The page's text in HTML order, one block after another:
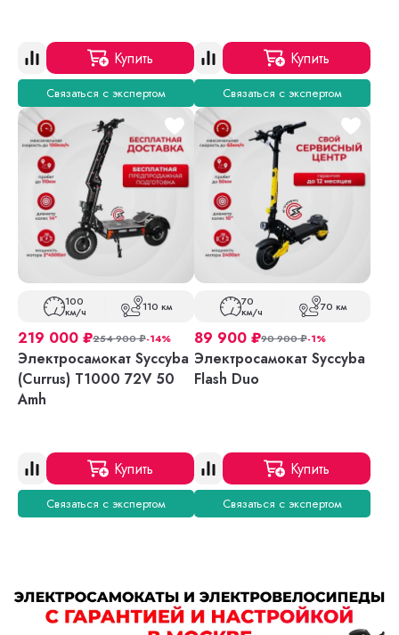
Купить
Связаться с экспертом
Купить
Связаться с экспертом
100
км/ч 110 км
219 000 ₽254 900₽-14%
Электросамокат Syccyba
(Currus) T1000 72V 50
Amh
Купить
Связаться с экспертом
70
км/ч 70 км
89 900 ₽90 900₽-1%
Электросамокат Syccyba
Flash Duo
Купить
Связаться с экспертом